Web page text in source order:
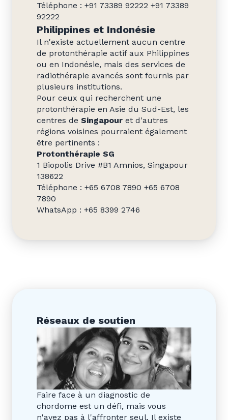
Téléphone : +91 73389 92222 +91 73389
92222
Philippines et Indonésie
Il n'existe actuellement aucun centre
de protonthérapie actif aux Philippines
ou en Indonésie, mais des services de
radiothérapie avancés sont fournis par
plusieurs institutions.
Pour ceux qui recherchent une
protonthérapie en Asie du Sud-Est, les
centres de Singapour et d'autres
régions voisines pourraient également
être pertinents :
Protonthérapie SG
1 Biopolis Drive #B1 Amnios, Singapour
138622
Téléphone : +65 6708 7890 +65 6708
7890
WhatsApp : +65 8399 2746
Réseaux de soutien
Faire face à un diagnostic de
chordome est un défi, mais vous
n'avez pas à l'affronter seul. Il existe